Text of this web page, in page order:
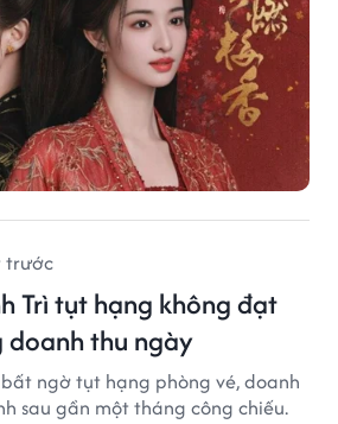
trước
Trì tụt hạng không đạt
thu ngày
ngờ tụt hạng phòng vé, doanh
sau gần một tháng công chiếu.